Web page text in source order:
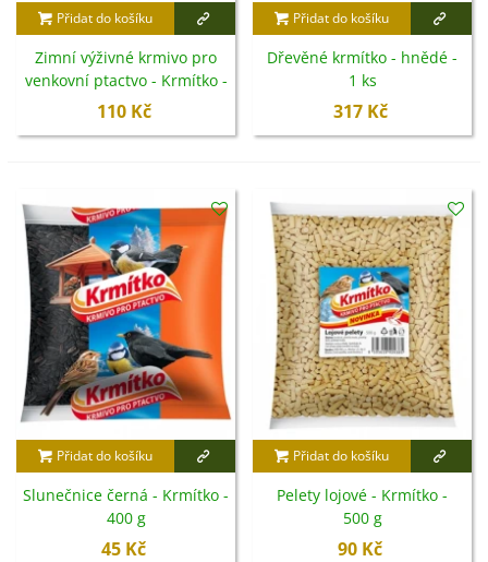
Přidat do košíku
Zimní výživné krmivo pro
venkovní ptactvo - Krmítko -
1 kg
110 Kč
Přidat do košíku
Dřevěné krmítko - hnědé -
1 ks
317 Kč
Přidat do košíku
Slunečnice černá - Krmítko -
400 g
45 Kč
Přidat do košíku
Pelety lojové - Krmítko -
500 g
90 Kč